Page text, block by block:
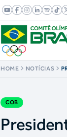
HOME NOTÍCIAS
COB